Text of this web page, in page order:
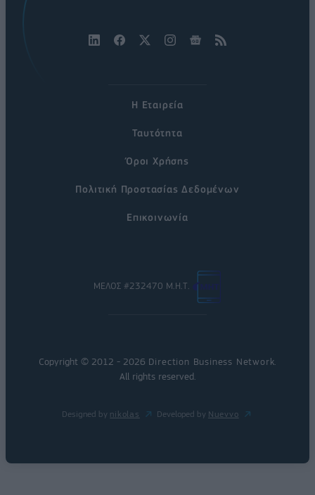
Η Εταιρεία
Ταυτότητα
Όροι Χρήσης
Πολιτική Προστασίας Δεδομένων
Επικοινωνία
ΜΕΛΟΣ #232470 Μ.Η.Τ.
Copyright © 2012 - 2026 Direction Business Network
All rights reserved.
Designed by nikolas Developed by Nuevvo